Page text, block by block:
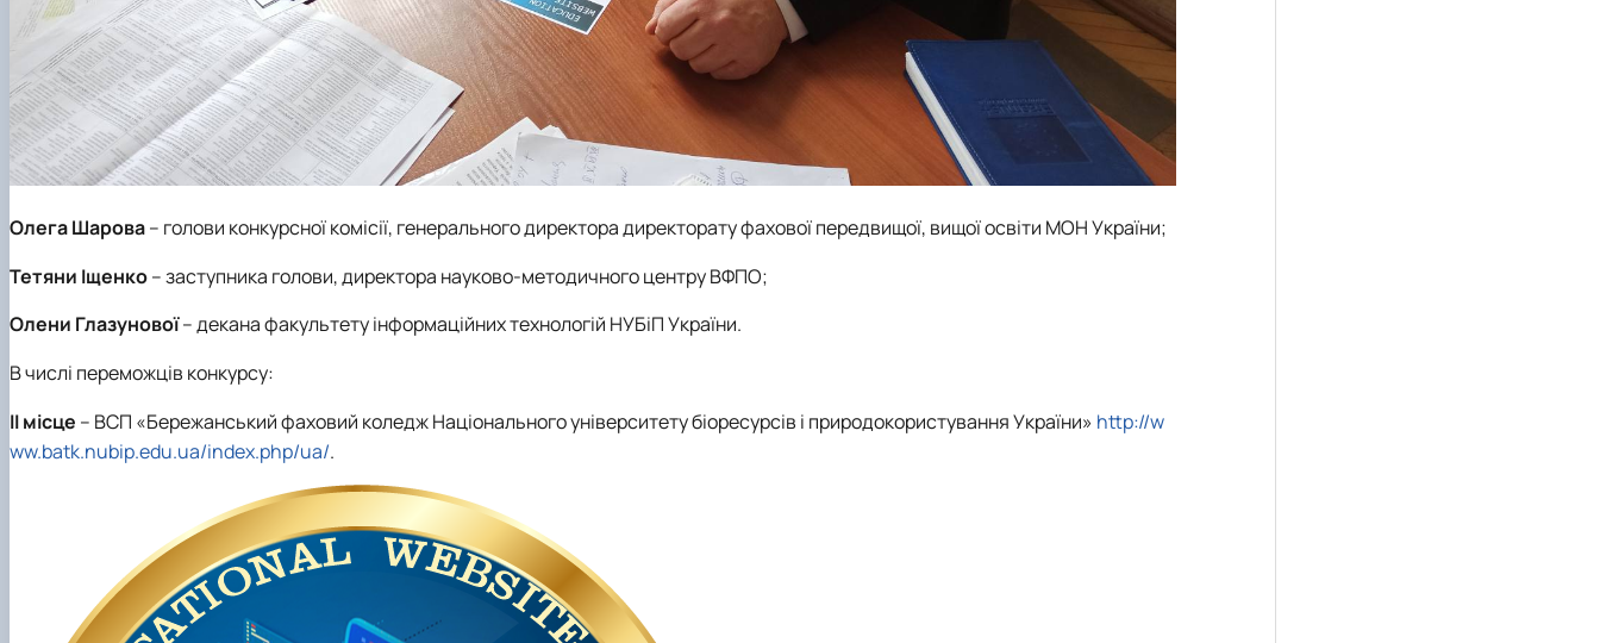
Олега Шарова– голови конкурсної комісії, генерального директора директорату фахової передвищої, вищої освіти МОН України;
Тетяни Іщенко– заступника голови, директора науково-методичного центру ВФПО;
Олени Глазунової– декана факультету інформаційних технологій НУБіП України.
В числі переможців конкурсу:
ІІ місце – ВСП «Бережанський фаховий коледж Національного університету біоресурсів і природокористування України» http://w
ww.batk.nubip.edu.ua/index.php/ua/.